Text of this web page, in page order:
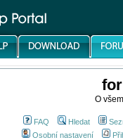
O
FAQ Hledat
Osobní nastavení